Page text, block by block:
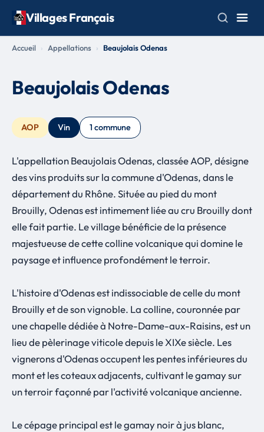
Villages Français
Accueil Appellations Beaujolais Odenas
Beaujolais Odenas
AOP Vin 1 commune
L'appellation Beaujolais Odenas, classée AOP, désigne
des vins produits sur la commune d'Odenas, dans le
département du Rhône. Située au pied du mont
Brouilly, Odenas est intimement liée au cru Brouilly dont
elle fait partie. Le village bénéficie de la présence
majestueuse de cette colline volcanique qui domine le
paysage et influence profondément le terroir.
L'histoire d'Odenas est indissociable de celle du mont
Brouilly et de son vignoble. La colline, couronnée par
une chapelle dédiée à Notre-Dame-aux-Raisins, est un
lieu de pèlerinage viticole depuis le XIXe siècle. Les
vignerons d'Odenas occupent les pentes inférieures du
mont et les coteaux adjacents, cultivant le gamay sur
un terroir façonné par l'activité volcanique ancienne.
Le cépage principal est le gamay noir à jus blanc,